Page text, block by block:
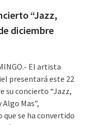
“Jazz,
diciembre
El artista
presentará este 22
su concierto “Jazz,
Mas”,
que se ha convertido